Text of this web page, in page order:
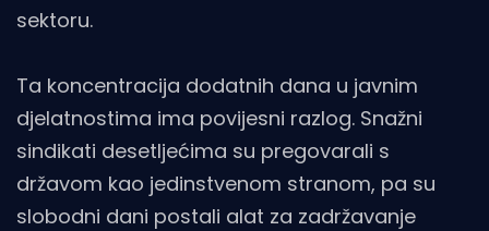
sektoru.
Ta koncentracija dodatnih dana u javnim
djelatnostima ima povijesni razlog. Snažni
sindikati desetljećima su pregovarali s
državom kao jedinstvenom stranom, pa su
slobodni dani postali alat za zadržavanje